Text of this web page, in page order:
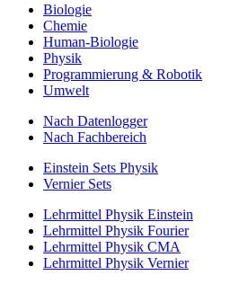
Biologie
Chemie
Human-Biologie
Physik
Programmierung & Robotik
Umwelt
Nach Datenlogger
Nach Fachbereich
Einstein Sets Physik
Vernier Sets
Lehrmittel Physik Einstein
Lehrmittel Physik Fourier
Lehrmittel Physik CMA
Lehrmittel Physik Vernier